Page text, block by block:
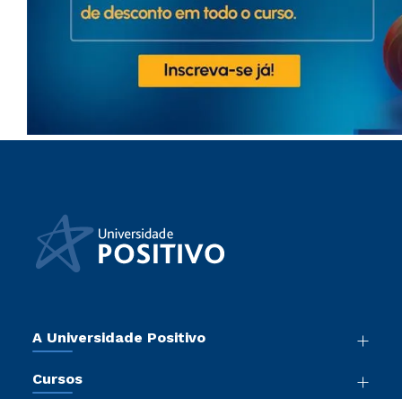
A Universidade Positivo
Sala de Imprensa
Cursos